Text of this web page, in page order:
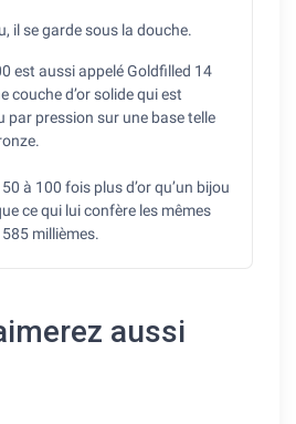
il se garde sous la douche.
est aussi appelé Goldfilled 14
couche d’or solide qui est
par pression sur une base telle
à 100 fois plus d’or qu’un bijou
ce qui lui confère les mêmes
millièmes.
aussi